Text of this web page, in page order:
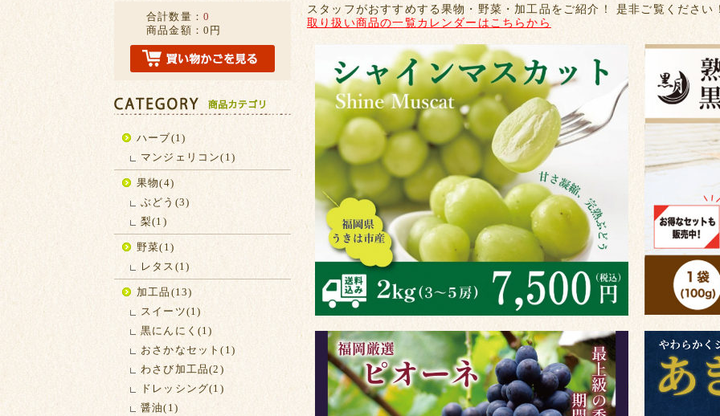
スタッフがおすすめする果物・野菜・加工品をご紹介！ 是非ご覧ください
取り扱い商品の一覧カレンダーはこちらから
合計数量： 0
商品金額： 0円
ハーブ(1)
マンジェリコン(1)
果物(4)
ぶどう(3)
梨(1)
野菜(1)
レタス(1)
加工品(13)
スイーツ(1)
黒にんにく(1)
おさかなセット(1)
わさび加工品(2)
ドレッシング(1)
醤油(1)